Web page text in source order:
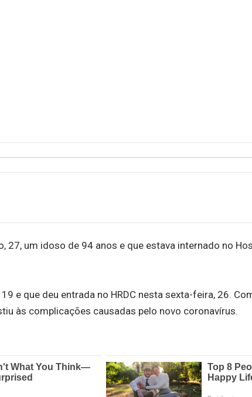
27, um idoso de 94 anos e que estava internado no
e que deu entrada no HRDC nesta sexta-feira, 26.
às complicações causadas pelo novo coronavírus.